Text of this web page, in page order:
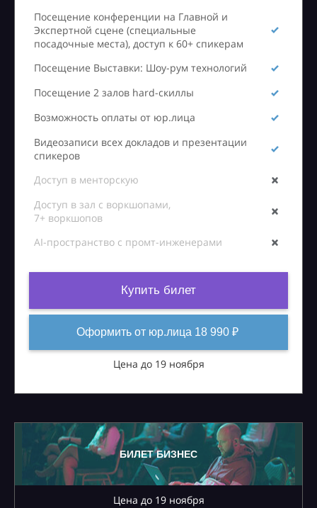
Посещение конференции на Главной и
Экспертной сцене (специальные
посадочные места), доступ к 60+ спикерам
Посещение Выставки: Шоу-рум технологий
Посещение 2 залов hard-скиллы
Возможность оплаты от юр.лица
Видеозаписи всех докладов и презентации
спикеров
Доступ в менторскую
Доступ в зал с воркшопами,
7+ воркшопов
AI-пространство с промт-инженерами
Купить билет
Оформить от юр.лица 18 990 ₽
Цена до 19 ноября
БИЛЕТ БИЗНЕС
Цена до 19 ноября